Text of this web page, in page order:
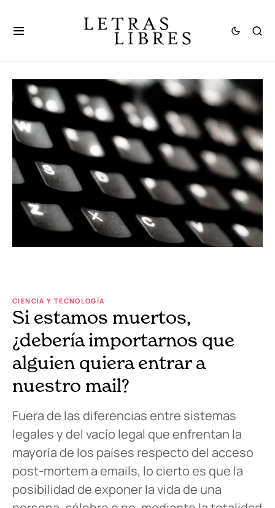
CIENCIA Y TECNOLOGÍA
Si estamos muertos,
¿debería importarnos que
alguien quiera entrar a
nuestro mail?
Fuera de las diferencias entre sistemas
legales y del vacío legal que enfrentan la
mayoría de los países respecto del acceso
post-mortem a emails, lo cierto es que la
posibilidad de exponer la vida de una